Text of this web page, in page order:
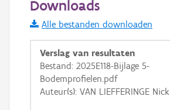
Informatie Vlaanderen
i
+ −
Downloads
Alle bestanden downloaden
Verslag van resultaten
Bestand: 2025E118-Bijlage 5-
Bodemprofielen.pdf
Auteur(s): VAN LIEFFERINGE Nick